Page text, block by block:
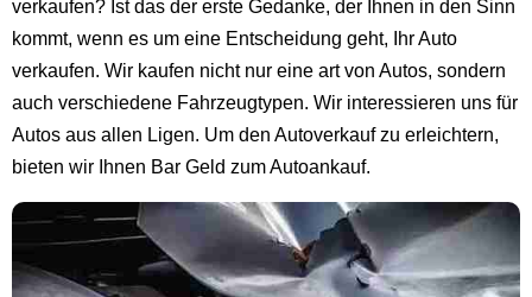
verkaufen? Ist das der erste Gedanke, der Ihnen in den Sinn
kommt, wenn es um eine Entscheidung geht, Ihr Auto
verkaufen. Wir kaufen nicht nur eine art von Autos, sondern
auch verschiedene Fahrzeugtypen. Wir interessieren uns für
Autos aus allen Ligen. Um den Autoverkauf zu erleichtern,
bieten wir Ihnen Bar Geld zum Autoankauf.